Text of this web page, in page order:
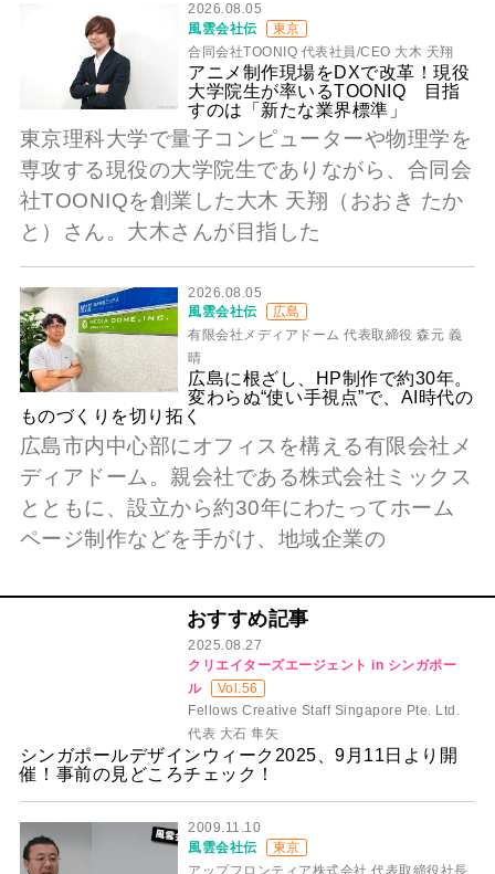
2026.08.05
風雲会社伝
東京
合同会社TOONIQ 代表社員/CEO 大木 天翔
アニメ制作現場をDXで改革！現役
大学院生が率いるTOONIQ 目指
すのは「新たな業界標準」
東京理科大学で量子コンピューターや物理学を
専攻する現役の大学院生でありながら、合同会
社TOONIQを創業した大木 天翔（おおき たか
と）さん。大木さんが目指した
2026.08.05
風雲会社伝
広島
有限会社メディアドーム 代表取締役 森元 義
晴
広島に根ざし、HP制作で約30年。
変わらぬ“使い手視点”で、AI時代の
ものづくりを切り拓く
広島市内中心部にオフィスを構える有限会社メ
ディアドーム。親会社である株式会社ミックス
とともに、設立から約30年にわたってホーム
ページ制作などを手がけ、地域企業の
おすすめ記事
2025.08.27
クリエイターズエージェント in シンガポー
ル
Vol.56
Fellows Creative Staff Singapore Pte. Ltd.
代表 大石 隼矢
シンガポールデザインウィーク2025、9月11日より開
催！事前の見どころチェック！
2009.11.10
風雲会社伝
東京
アップフロンティア株式会社 代表取締役社長